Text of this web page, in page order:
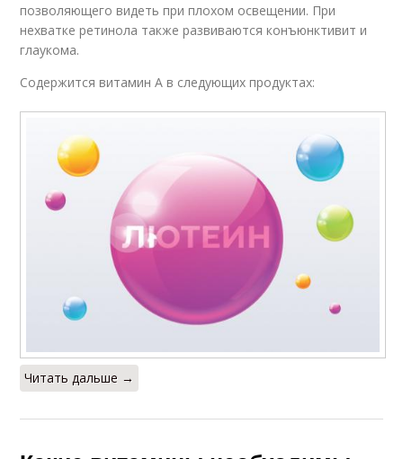
позволяющего видеть при плохом освещении. При
нехватке ретинола также развиваются конъюнктивит и
глаукома.
Содержится витамин А в следующих продуктах:
Читать дальше →